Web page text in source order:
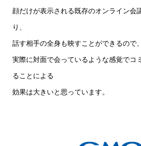
顔だけが表示される既存のオンライン会
り、
話す相手の全身も映すことができるので、
実際に対面で会っているような感覚でコ
ることによる
効果は大きいと思っています。